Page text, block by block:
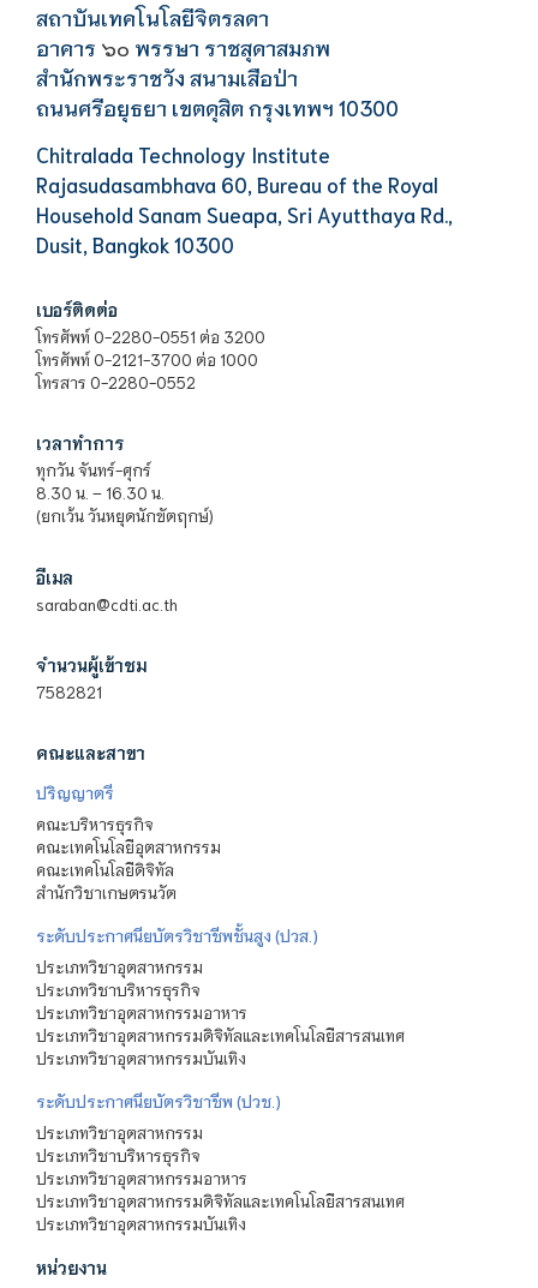
สถาบันเทคโนโลยีจิตรลดา
อาคาร ๖๐ พรรษา ราชสุดาสมภพ
สำนักพระราชวัง สนามเสือป่า
ถนนศรีอยุธยา เขตดุสิต กรุงเทพฯ 10300
Chitralada Technology Institute
Rajasudasambhava 60, Bureau of the Royal
Household Sanam Sueapa, Sri Ayutthaya Rd.,
Dusit, Bangkok 10300
เบอร์ติดต่อ
โทรศัพท์ 0-2280-0551 ต่อ 3200
โทรศัพท์ 0-2121-3700 ต่อ 1000
โทรสาร 0-2280-0552
เวลาทำการ
ทุกวัน จันทร์-ศุกร์
8.30 น. – 16.30 น.
(ยกเว้น วันหยุดนักขัตฤกษ์)
อีเมล
saraban@cdti.ac.th
จำนวนผู้เข้าชม
7582821
คณะและสาขา
ปริญญาตรี
คณะบริหารธุรกิจ
คณะเทคโนโลยีอุตสาหกรรม
คณะเทคโนโลยีดิจิทัล
สำนักวิชาเกษตรนวัต
ระดับประกาศนียบัตรวิชาชีพชั้นสูง (ปวส.)
ประเภทวิชาอุตสาหกรรม
ประเภทวิชาบริหารธุรกิจ
ประเภทวิชาอุตสาหกรรมอาหาร
ประเภทวิชาอุตสาหกรรมดิจิทัลและเทคโนโลยีสารสนเทศ
ประเภทวิชาอุตสาหกรรมบันเทิง
ระดับประกาศนียบัตรวิชาชีพ (ปวช.)
ประเภทวิชาอุตสาหกรรม
ประเภทวิชาบริหารธุรกิจ
ประเภทวิชาอุตสาหกรรมอาหาร
ประเภทวิชาอุตสาหกรรมดิจิทัลและเทคโนโลยีสารสนเทศ
ประเภทวิชาอุตสาหกรรมบันเทิง
หน่วยงาน